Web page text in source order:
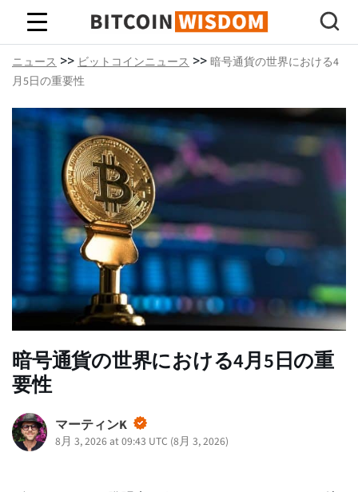
ビットコインの知恵
ニュース >> ビットコインニュース >> 暗号通貨の世界における4
月5日の重要性
暗号通貨の世界における4月5日の重
要性
マーティンK
8月 3, 2026 at 09:43 UTC (8月 3, 2026)